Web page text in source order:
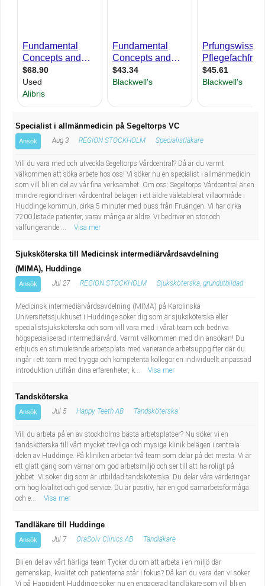
Transport
Sjuksköterska, grundutbildad
Kock, storhushåll
Undersköterska, vård- o specialavd. o mottagning
Bibliotekarie
Administrativ assistent
Lärare i gymnasiet
Specialist i allmänmedicin på Segeltorps VC
Ansök Aug 3 REGION STOCKHOLM Specialistläkare
Vill du vara med och utveckla Segeltorps Vårdcentral? Då är du varmt
välkommen att söka arbete hos oss! Vi söker nu en specialist i allmänmedicin
som vill bli en del av vår fina verksamhet. Om oss: Segeltorps Vårdcentral är en
mindre regiondriven vårdcentral belägen i ett äldre väletablerat villaområde i
Huddinge kommun, cirka 5 minuter med buss från Fruängen. Vi har cirka
7200 listade patienter, varav många är äldre. Vi bedriver en stor och
välfungerande ...
Visa mer
Sjuksköterska till Medicinsk intermediärvårdsavdelning
(MIMA), Huddinge
Ansök Jul 27 REGION STOCKHOLM Sjuksköterska, grundutbildad
Medicinsk intermediärvårdsavdelning (MIMA) på Karolinska
Universitetssjukhuset i Huddinge söker dig som är sjuksköterska eller
specialistsjuksköterska och som vill vara med i vårat team och bedriva
högspecialiserad intermediärvård. Varmt välkommen med din ansökan! Du
erbjuds en stimulerande arbetsplats med varierande arbetsuppgifter där du
ingår i ett team med trygga och kompetenta kollegor en individuellt anpassad
introduktion utifrån dina erfarenheter, k...
Visa mer
Tandsköterska
Ansök Jul 5 Happy Teeth AB Tandsköterska
Vill du arbeta på en av stockholms bästa arbetsplatser? Nu söker vi en
tandsköterska till vårt mycket trevliga och mysiga klinik belägen i centrala
delen av Huddinge. På kliniken arbetar två team som delar på det mesta. Vi är
ett glatt gäng som värnar om god arbetsmiljö och ser till att ha roligt på
jobbet. Vi söker dig som är utbildad tandsköterska. Du delar våra värderingar
om hög kvalitet och god service. Du är positiv, har en god samarbetsförmåga
och e...
Visa mer
Tandläkare till Huddinge
Ansök Jul 7 OraSolv Clinics AB Tandläkare
Bli en del av vårt härliga team Tycker du om att arbeta i en miljö där
gemenskap, kvalitet och patienterna står i fokus? Då kan du vara den vi söker.
Vi på Happident Huddinge söker nu en engagerad tandläkare som vill bli en